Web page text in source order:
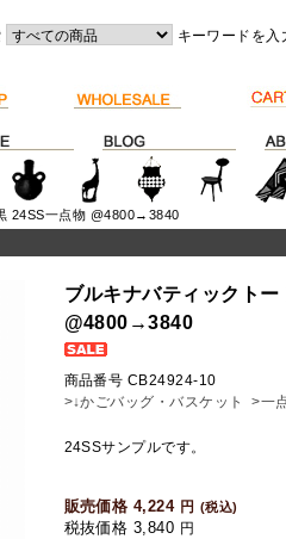
キーワードを入
24SS一点物 @4800→3840
ブルキナバティックト
@4800→3840
商品番号 CB24924-10
>↓かごバッグ・バスケット
>一
24SSサンプルです。
販売価格 4,224 円 (税込)
税抜価格 3,840 円